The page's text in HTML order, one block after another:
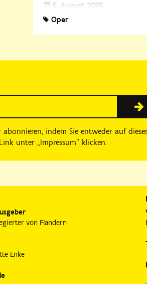
5. August 2025
2. August 2025
25. Juli 2025
Oper
indem Sie entweder auf
unter „Impressum“ klicken.
von Flandern
Enke